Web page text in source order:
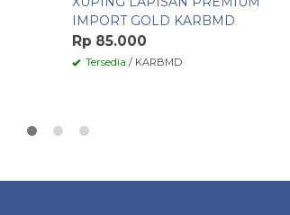
IMPORT GOLD KARBMD
Rp 85.000
Tersedia / KARBMD